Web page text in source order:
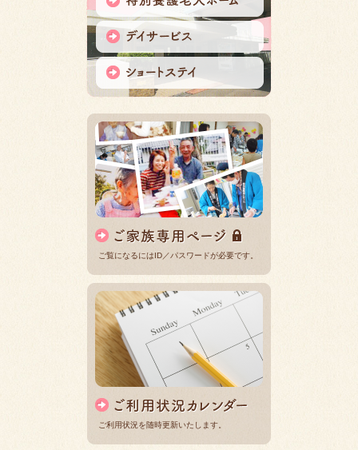
ご覧になるにはID／パスワードが必要です。
ご利用状況を随時更新いたします。